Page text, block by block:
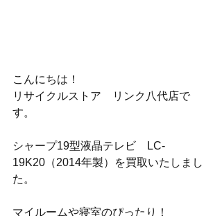
こんにちは！
リサイクルストア　リンク八代店で
す。
シャープ19型液晶テレビ　LC-
19K20（2014年製）を買取いたしまし
た。
マイルームや寝室のぴったり！